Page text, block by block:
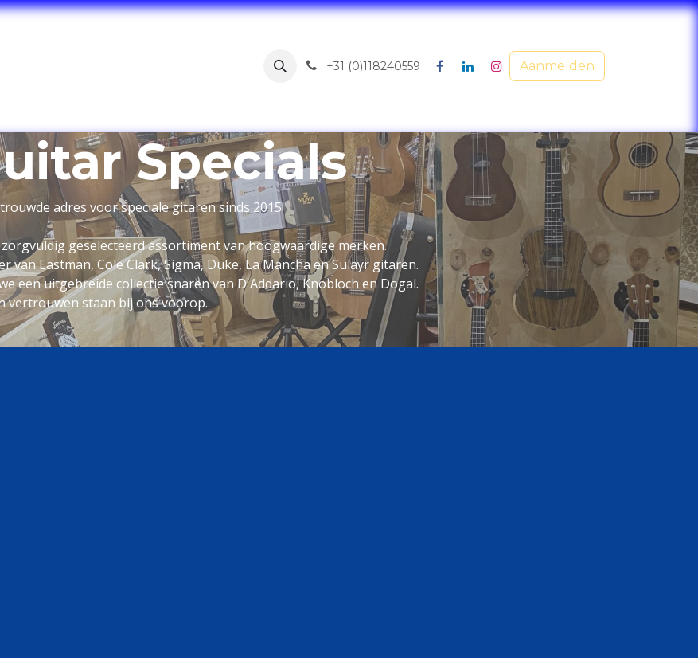
Contact+31 (0)118240559 Aanmelden
Specials
adres voor speciale gitaren sinds 2015!
geselecteerd assortiment van hoogwaardige merken.
van Eastman, Cole Clark, Sigma, Duke, La Mancha en Sulayr gitaren.
een uitgebreide collectie snaren van D'Addario, Knobloch en Dogal.
vertrouwen staan bij ons voorop.